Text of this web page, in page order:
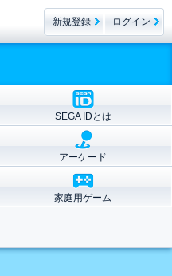
SEGA IDとは
アーケード
家庭用ゲーム
新規登録 ログイン